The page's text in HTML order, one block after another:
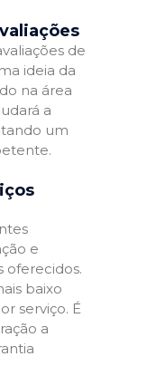
de
ideia da
na área
a
um
e
oferecidos.
baixo
serviço. É
a